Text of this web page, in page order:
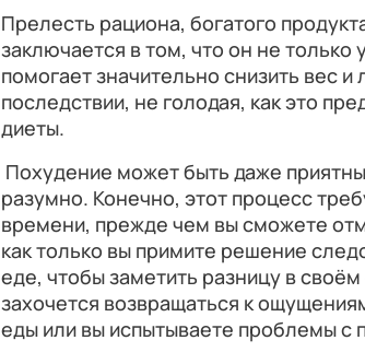
Прелесть рациона, богатого
заключается в том, что он не только
помогает значительно снизить вес и
последствии, не голодая, как это
диеты.
Похудение может быть даже
разумно. Конечно, этот процесс
времени, прежде чем вы сможете
как только вы примите решение
еде, чтобы заметить разницу в
захочется возвращаться к
еды или вы испытываете проблемы с